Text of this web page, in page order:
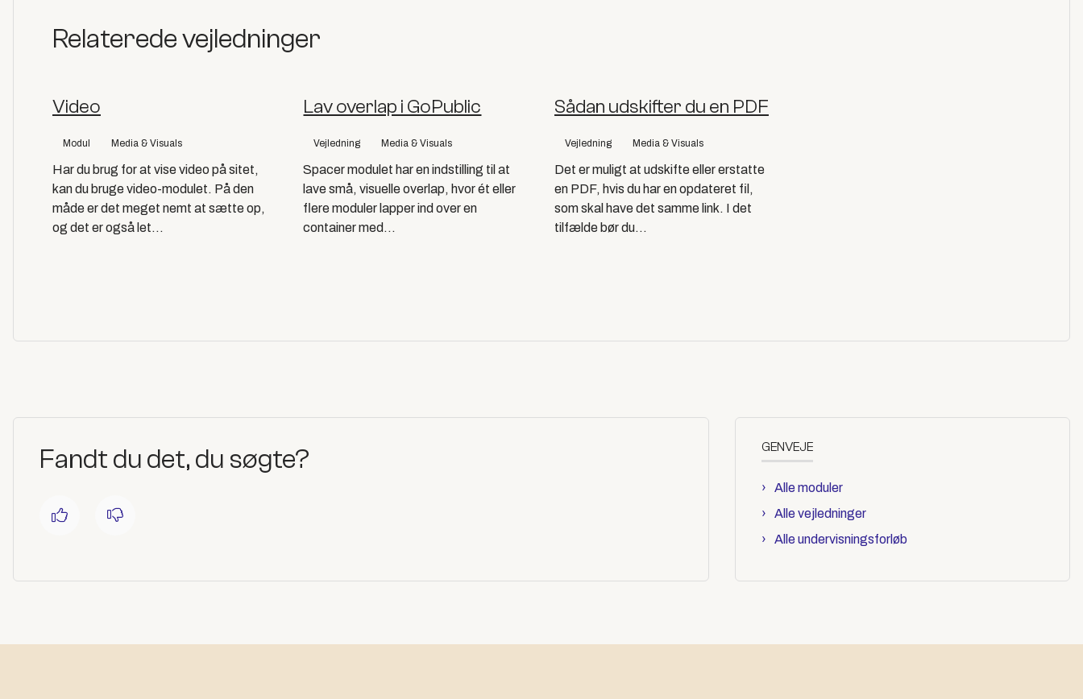
Relaterede vejledninger
Video
Modul Media & Visuals
Har du brug for at vise video på sitet,
kan du bruge video-modulet. På den
måde er det meget nemt at sætte op,
og det er også let...
Lav overlap i GoPublic
Vejledning Media & Visuals
Spacer modulet har en indstilling til at
lave små, visuelle overlap, hvor ét eller
flere moduler lapper ind over en
container med...
Sådan udskifter du en PDF
Vejledning Media & Visuals
Det er muligt at udskifte eller erstatte
en PDF, hvis du har en opdateret fil,
som skal have det samme link. I det
tilfælde bør du...
Fandt du det, du søgte? GENVEJE
Alle moduler
Alle vejledninger
Alle undervisningsforløb